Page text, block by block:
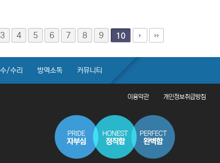
3 4 5 6 7 8 9 10
/수리 방역소독 커뮤니티
이용약관 개인정보취급방침